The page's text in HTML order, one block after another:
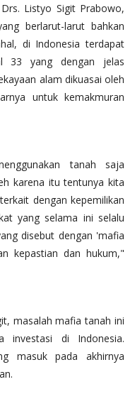
Listyo Sigit Prabowo,
berlarut-larut bahkan
di Indonesia terdapat
33 yang dengan jelas
alam dikuasai oleh
untuk kemakmuran
tanah saja
karena itu tentunya kita
dengan kepemilikan
yang selama ini selalu
disebut dengan 'mafia
kepastian dan hukum,"
masalah mafia tanah ini
investasi di Indonesia.
masuk pada akhirnya